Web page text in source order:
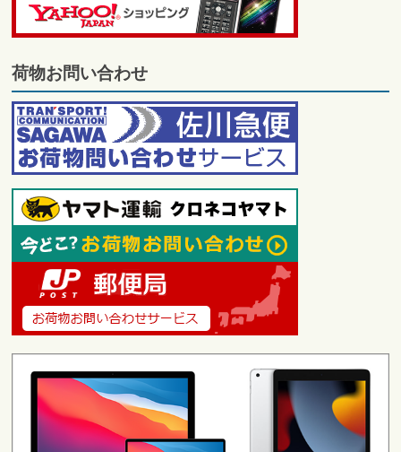
荷物お問い合わせ